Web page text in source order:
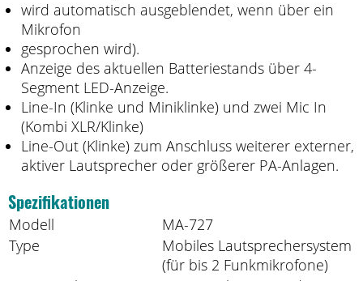
wird automatisch ausgeblendet, wenn über ein
Mikrofon
gesprochen wird).
Anzeige des aktuellen Batteriestands über 4-
Segment LED-Anzeige.
Line-In (Klinke und Miniklinke) und zwei Mic In
(Kombi XLR/Klinke)
Line-Out (Klinke) zum Anschluss weiterer externer,
aktiver Lautsprecher oder größerer PA-Anlagen.
Spezifikationen
Modell
MA-727
Type
Mobiles Lautsprechersystem
(für bis 2 Funkmikrofone)